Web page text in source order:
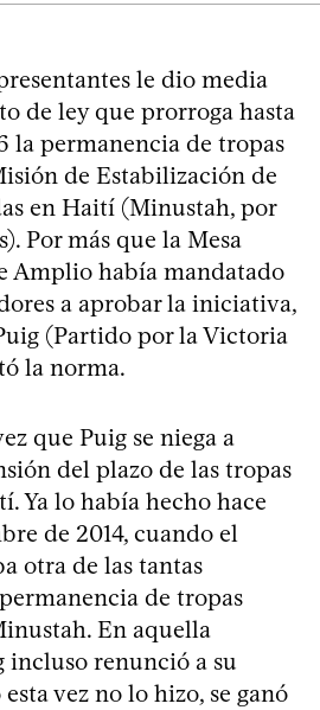
le dio media
de ley que prorroga hasta
la permanencia de tropas
de Estabilización de
en Haití (Minustah, por
Por más que la Mesa
Amplio había mandatado
a aprobar la iniciativa,
(Partido por la Victoria
la norma.
que Puig se niega a
del plazo de las tropas
Ya lo había hecho hace
de 2014, cuando el
otra de las tantas
de tropas
En aquella
renunció a su
vez no lo hizo, se ganó